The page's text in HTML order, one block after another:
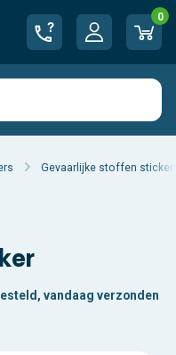
0
Gevaarlijke stoffen
vandaag verzonden